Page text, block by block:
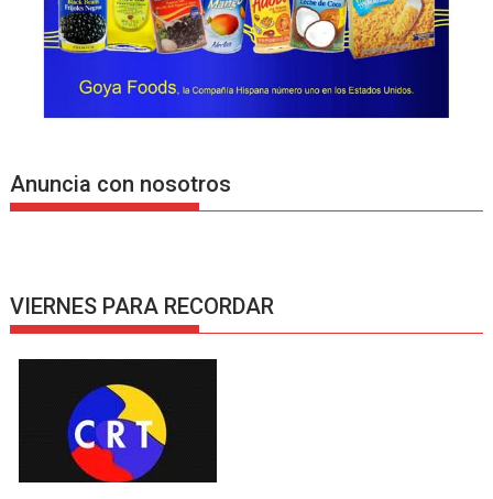
Anuncia con nosotros
VIERNES PARA RECORDAR